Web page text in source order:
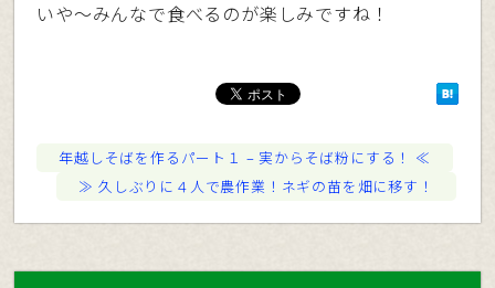
いや〜みんなで食べるのが楽しみですね！
年越しそばを作るパート１ – 実からそば粉にする！
久しぶりに４人で農作業！ネギの苗を畑に移す！